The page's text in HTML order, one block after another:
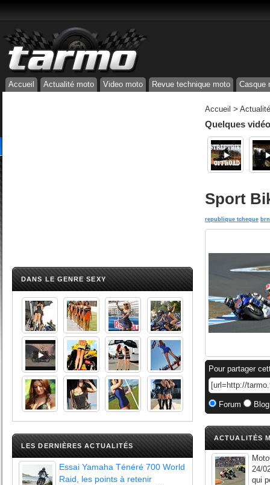
Accueil Actualité moto Video moto Revue technique moto Casque
DANS LE GENRE SEXY
LES DERNIÈRES ACTUALITÉS
Essai Yamaha Ténéré 700 World
Raid, les points à retenir
Accueil >
Quelques
Sport
republique tcheque
Pour partager
Forum
ACTUALITÉS
24/
qui